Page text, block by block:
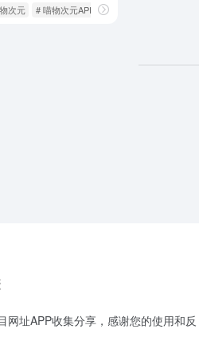
次元 # 喵物次元APP # 喵物次元动漫
网址APP收集分享，感谢您的使用和反